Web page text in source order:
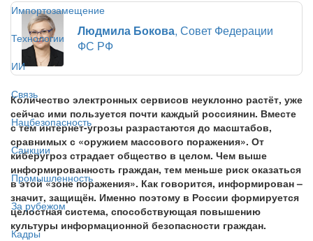
Импортозамещение
Технологии
ИИ
Связь
Нацбезопасность
Санкции
Промышленность
За рубежом
Кадры
Людмила Бокова, Совет Федерации
ФС РФ
Количество электронных сервисов неуклонно растёт, уже
сейчас ими пользуется почти каждый россиянин. Вместе
с тем интернет-угрозы разрастаются до масштабов,
сравнимых с «оружием массового поражения». От
киберугроз страдает общество в целом. Чем выше
информированность граждан, тем меньше риск оказаться
в этой «зоне поражения». Как говорится, информирован –
значит, защищён. Именно поэтому в России формируется
целостная система, способствующая повышению
культуры информационной безопасности граждан.